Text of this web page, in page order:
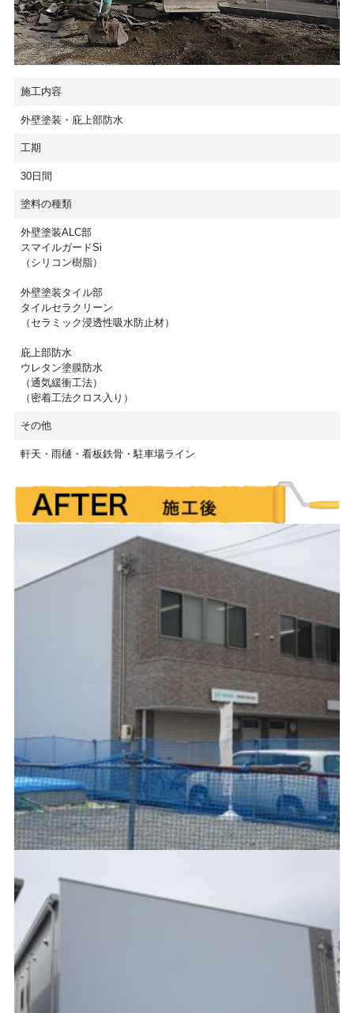
施工内容
外壁塗装・庇上部防水
工期
30日間
塗料の種類
外壁塗装ALC部
スマイルガードSi
（シリコン樹脂）
外壁塗装タイル部
タイルセラクリーン
（セラミック浸透性吸水防止材）
庇上部防水
ウレタン塗膜防水
（通気緩衝工法）
（密着工法クロス入り）
その他
軒天・雨樋・看板鉄骨・駐車場ライン